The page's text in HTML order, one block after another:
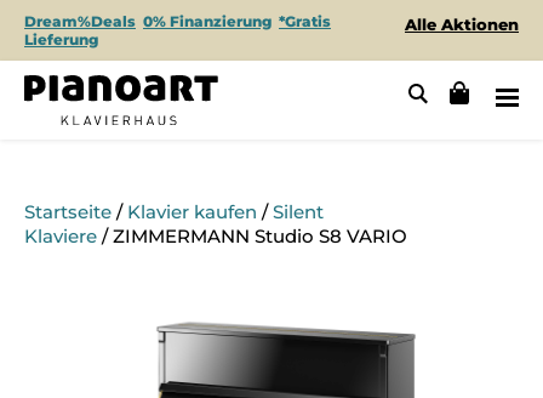
Dream%Deals 0% Finanzierung *Gratis
Lieferung
Alle Aktionen
Startseite / Klavier kaufen /Silent
Klaviere / ZIMMERMANN Studio S8 VARIO